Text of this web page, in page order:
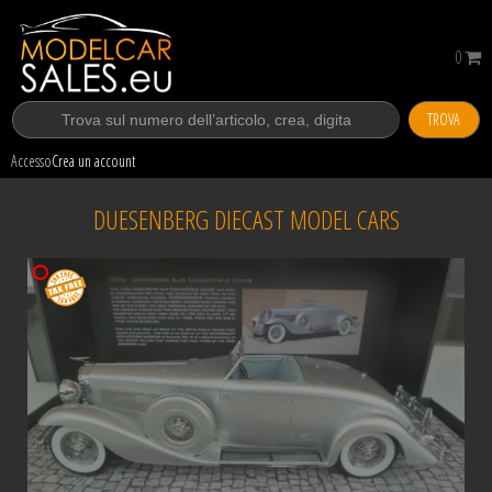
TROVA
AccessoCrea un account
0
DUESENBERG DIECAST MODEL CARS